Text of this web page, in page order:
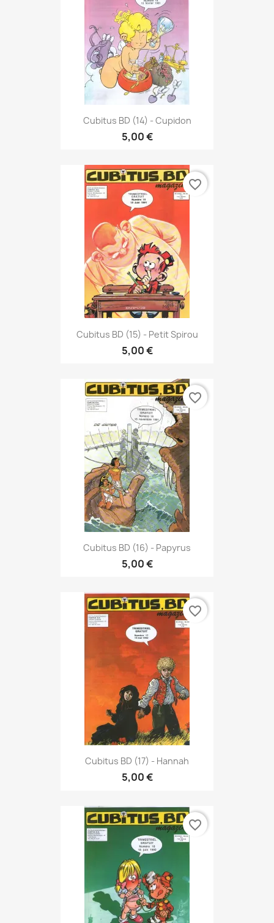
Cubitus BD (14) - Cupidon
5,00 €
Cubitus BD (15) - Petit Spirou
5,00 €
favorite_border
Cubitus BD (16) - Papyrus
5,00 €
favorite_border
Cubitus BD (17) - Hannah
5,00 €
favorite_border
favorite_border